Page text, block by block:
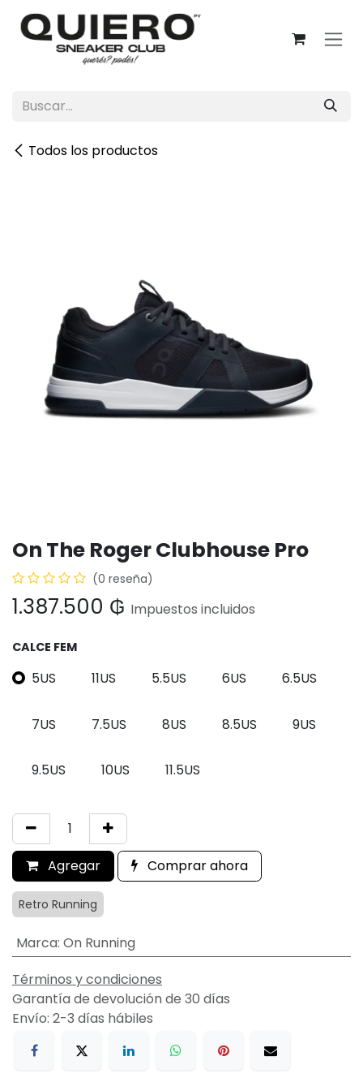
Ir al contenido
Todos los productos
On The Roger Clubhouse Pro
(0 reseña)
1.387.500 ₲ Impuestos incluidos
CALCE FEM
5US 11US 5.5US 6US 6.5US
7US 7.5US 8US 8.5US 9US
9.5US 10US 11.5US
Agregar Comprar ahora
Retro Running
Marca: On Running
Términos y condiciones
Garantía de devolución de 30 días
Envío: 2-3 días hábiles